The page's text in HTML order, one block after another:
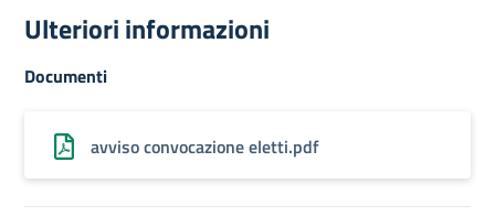
Ulteriori informazioni
Documenti
avviso convocazione eletti.pdf